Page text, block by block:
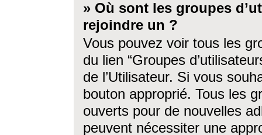
» Où sont les groupes
rejoindre un ?
Vous pouvez voir tous les
du lien “Groupes
de l’Utilisateur. Si vous
bouton approprié. Tous les
ouverts pour de nouvelles
peuvent nécessiter une